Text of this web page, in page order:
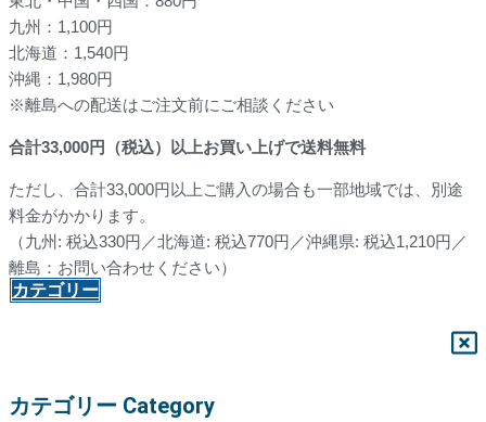
九州：1,100円
北海道：1,540円
沖縄：1,980円
※離島への配送はご注文前にご相談ください
合計33,000円（税込）以上お買い上げで送料無料
ただし、合計33,000円以上ご購入の場合も一部地域では、別途
料金がかかります。
（九州: 税込330円／北海道: 税込770円／沖縄県: 税込1,210円／
離島：お問い合わせください）
カテゴリー
カテゴリー Category